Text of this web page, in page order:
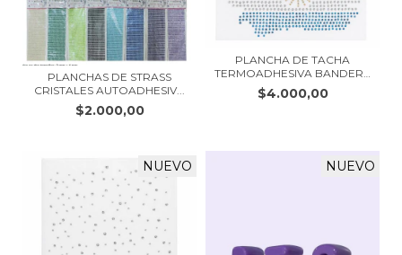
PLANCHAS DE STRASS
CRISTALES AUTOADHESIV...
$2.000,00
PLANCHA DE TACHA
TERMOADHESIVA BANDERA
D...
$4.000,00
NUEVO NUEVO